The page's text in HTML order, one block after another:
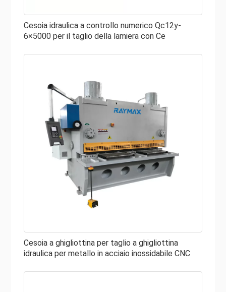
Cesoia idraulica a controllo numerico Qc12y-
6×5000 per il taglio della lamiera con Ce
Cesoia a ghigliottina per taglio a ghigliottina
idraulica per metallo in acciaio inossidabile CNC